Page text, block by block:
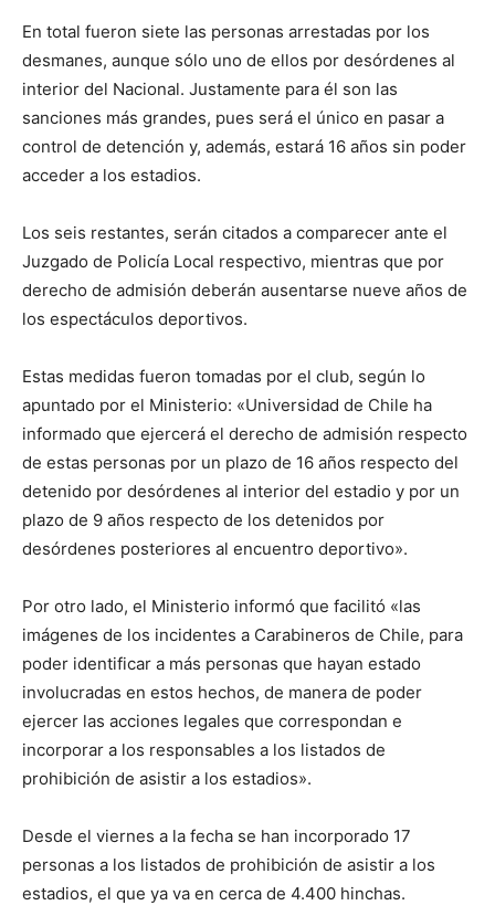
En total fueron siete las personas arrestadas por los
desmanes, aunque sólo uno de ellos por desórdenes al
interior del Nacional. Justamente para él son las
sanciones más grandes, pues será el único en pasar a
control de detención y, además, estará 16 años sin poder
acceder a los estadios.
Los seis restantes, serán citados a comparecer ante el
Juzgado de Policía Local respectivo, mientras que por
derecho de admisión deberán ausentarse nueve años de
los espectáculos deportivos.
Estas medidas fueron tomadas por el club, según lo
apuntado por el Ministerio: «Universidad de Chile ha
informado que ejercerá el derecho de admisión respecto
de estas personas por un plazo de 16 años respecto del
detenido por desórdenes al interior del estadio y por un
plazo de 9 años respecto de los detenidos por
desórdenes posteriores al encuentro deportivo».
Por otro lado, el Ministerio informó que facilitó «las
imágenes de los incidentes a Carabineros de Chile, para
poder identificar a más personas que hayan estado
involucradas en estos hechos, de manera de poder
ejercer las acciones legales que correspondan e
incorporar a los responsables a los listados de
prohibición de asistir a los estadios».
Desde el viernes a la fecha se han incorporado 17
personas a los listados de prohibición de asistir a los
estadios, el que ya va en cerca de 4.400 hinchas.